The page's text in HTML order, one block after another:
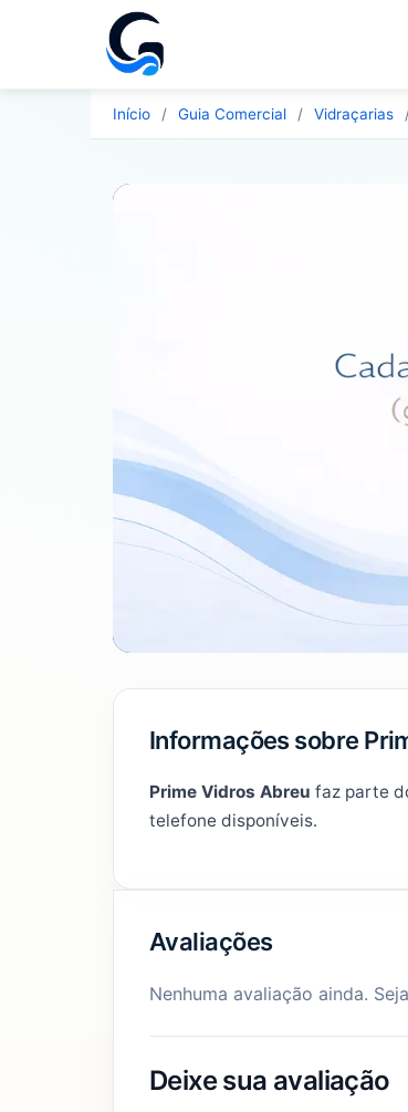
Início / Guia Comercial / Vidraçarias
Informações sobre
Prime Vidros Abreu faz parte
telefone disponíveis.
Avaliações
Nenhuma avaliação ainda.
Deixe sua avaliação